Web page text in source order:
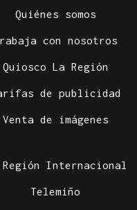
Quiénes somos
con nosotros
Quiosco La Región
de publicidad
Venta de imágenes
Región Internacional
Telemiño